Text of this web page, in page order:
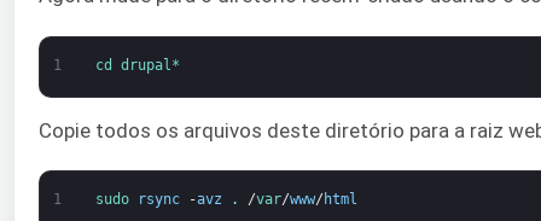
1 cd drupal*
Copie todos os arquivos deste diretório para a raiz
1 sudo rsync -avz . /var/www/ html